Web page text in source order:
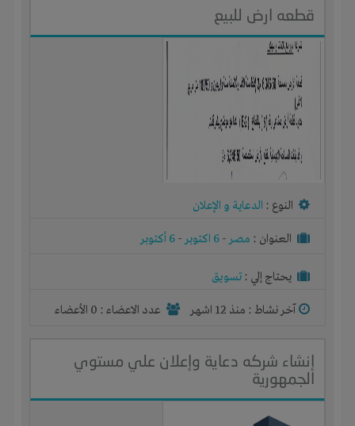
قطعه ارض للبيع
النوع : الدعاية و الإعلان
العنوان : مصر- 6 اكتوبر - 6 أكتوبر
يحتاج إلي : تسويق
آخر نشاط : منذ 12 اشهر عدد الاعضاء : 0 الأعضاء
إنشاء شركه دعاية وإعلان علي مستوي
الجمهورية